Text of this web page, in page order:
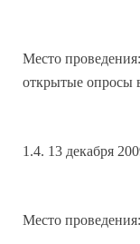
Место
открытые опросы
1.4. 13 декабря
Место